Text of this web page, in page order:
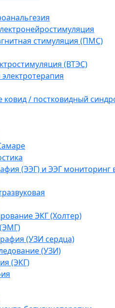
стимуляция (ПМС)
(ВТЭС)
ковид / постковидный
(ЭЭГ) и ЭЭГ мониторинг
ЭКГ (Холтер)
(УЗИ сердца)
(УЗИ)
(ЭКГ)